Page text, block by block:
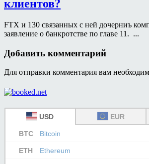
клиентов?
FTX и 130 связанных с ней дочерниъ
заявление о банкротстве по главе 11. ...
Добавить комментарий
Для отправки комментария вам